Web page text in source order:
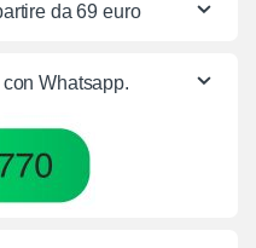
da 69 euro
Whatsapp.